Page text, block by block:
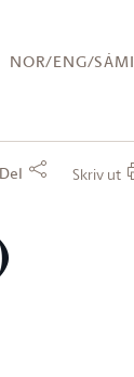
NOR/ENG/SÁMI
Del Skriv ut